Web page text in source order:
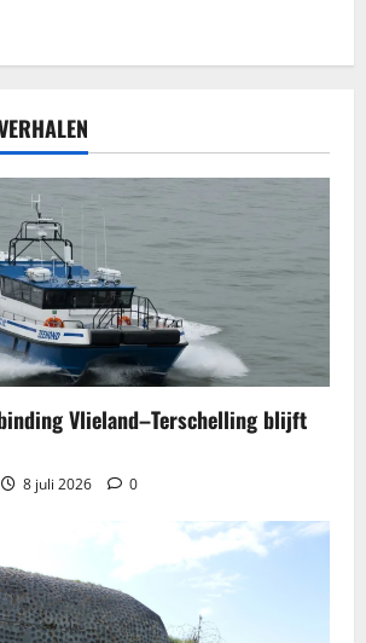
Vlieland–Terschelling blijft
8 juli 2026 0